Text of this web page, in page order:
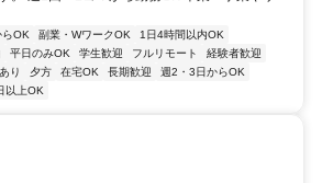
OK 副業・WワークOK
1日4時間以内OK
平日のみOK 学生歓迎 フルリモート
経験者歓迎
り 夕方 在宅OK 長期歓迎
週2・3日からOK
以上OK